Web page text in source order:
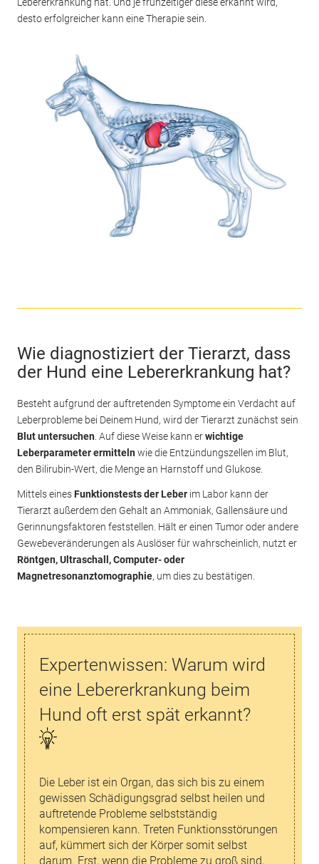
desto erfolgreicher kann eine Therapie sein.
Wie diagnostiziert der Tierarzt, dass
der Hund eine Lebererkrankung hat?
Besteht aufgrund der auftretenden Symptome ein Verdacht auf
Leberprobleme bei Deinem Hund, wird der Tierarzt zunächst sein
Blut untersuchen . Auf diese Weise kann erwichtige
Leberparameter ermittelnwie die Entzündungszellen im Blut,
den Bilirubin-Wert, die Menge an Harnstoff und Glukose.
Mittels einesFunktionstests der Leber im Labor kann der
Tierarzt außerdem den Gehalt an Ammoniak, Gallensäure und
Gerinnungsfaktoren feststellen. Hält er einen Tumor oder andere
Gewebeveränderungen als Auslöser für wahrscheinlich, nutzt er
Röntgen, Ultraschall, Computer- oder
Magnetresonanztomographie, um dies zu bestätigen.
Expertenwissen: Warum wird
eine Lebererkrankung beim
Hund oft erst spät erkannt?
Die Leber ist ein Organ, das sich bis zu einem
gewissen Schädigungsgrad selbst heilen und
auftretende Probleme selbstständig
kompensieren kann. Treten Funktionsstörungen
auf, kümmert sich der Körper somit selbst
darum. Erst, wenn die Probleme zu groß sind,